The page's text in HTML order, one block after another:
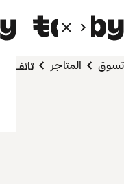
تسوق المتاجر تاتفـا